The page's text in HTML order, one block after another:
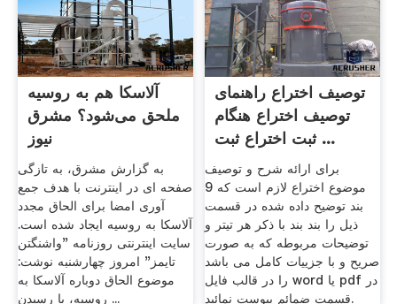
آلاسکا هم به روسیه
ملحق می‌شود؟ مشرق
نیوز
به گزارش مشرق، به تازگی
صفحه ای در اینترنت با هدف جمع
آوری امضا برای الحاق مجدد
آلاسکا به روسیه ایجاد شده است.
سایت اینترنتی روزنامه "واشنگتن
تایمز" امروز چهارشنبه نوشت:
موضوع الحاق دوباره آلاسکا به
روسیه، با رسیدن ...
توصیف اختراع راهنمای
توصیف اختراع هنگام
ثبت اختراع ثبت ...
برای ارائه شرح و توصیف
موضوع اختراع لازم است که 9
بند توضیح داده شده در قسمت
ذیل را بند بند با ذکر هر تیتر و
توضیحات مربوطه که به صورت
صریح و با جزییات کامل می باشد
را در قالب فایل word یا pdf در
قسمت ضمائم پیوست نمائید.